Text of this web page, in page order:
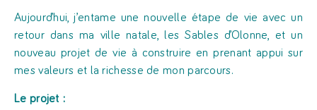
Aujourd’hui, j’entame une nouvelle étape de vie avec un
retour dans ma ville natale, les Sables d’Olonne, et un
nouveau projet de vie à construire en prenant appui sur
mes valeurs et la richesse de mon parcours.
Le projet :